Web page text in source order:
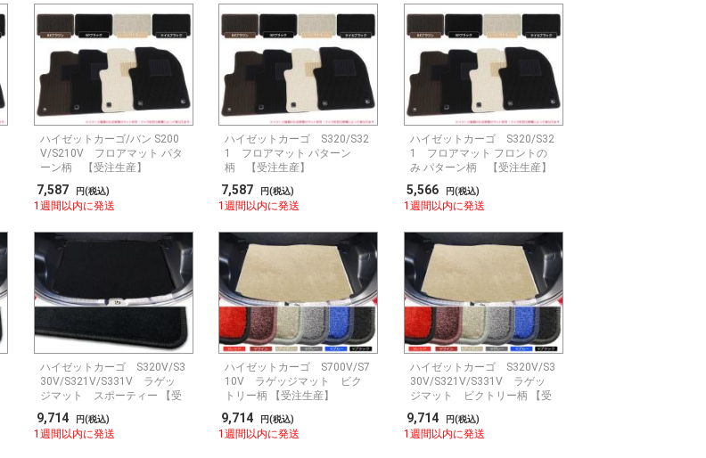
ハイゼットカーゴ/バン S200
V/S210V フロアマット パタ
ーン柄 【受注生産】
7,587 円(税込)
1週間以内に発送
ハイゼットカーゴ S320/S32
1 フロアマット パターン
柄 【受注生産】
7,587 円(税込)
1週間以内に発送
ハイゼットカーゴ S320/S32
1 フロアマット フロントの
み パターン柄 【受注生産】
5,566 円(税込)
1週間以内に発送
ハイゼットカーゴ S320V/S3
30V/S321V/S331V ラゲッ
ジマット スポーティー 【受
注生産】
9,714 円(税込)
1週間以内に発送
ハイゼットカーゴ S700V/S7
10V ラゲッジマット ビク
トリー柄 【受注生産】
9,714 円(税込)
1週間以内に発送
ハイゼットカーゴ S320V/S3
30V/S321V/S331V ラゲッ
ジマット ビクトリー柄 【受
注生産】
9,714 円(税込)
1週間以内に発送